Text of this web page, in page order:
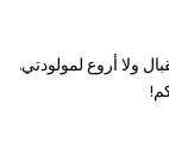
ولا أروع لمولودتي.